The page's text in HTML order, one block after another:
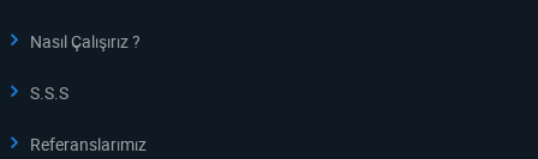
Nasıl Çalışırız ?
S.S.S
Referanslarımız